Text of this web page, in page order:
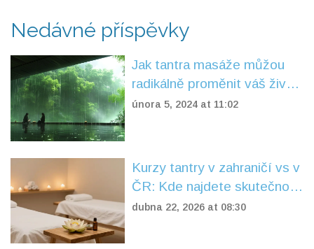
Nedávné příspěvky
Jak tantra masáže můžou
radikálně proměnit váš život:
Hluboký pohled do tajů
února 5, 2024 at 11:02
Kurzy tantry v zahraničí vs v
ČR: Kde najdete skutečnou
hloubku?
dubna 22, 2026 at 08:30